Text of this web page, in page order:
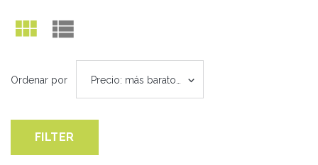
Ordenar por
FILTER